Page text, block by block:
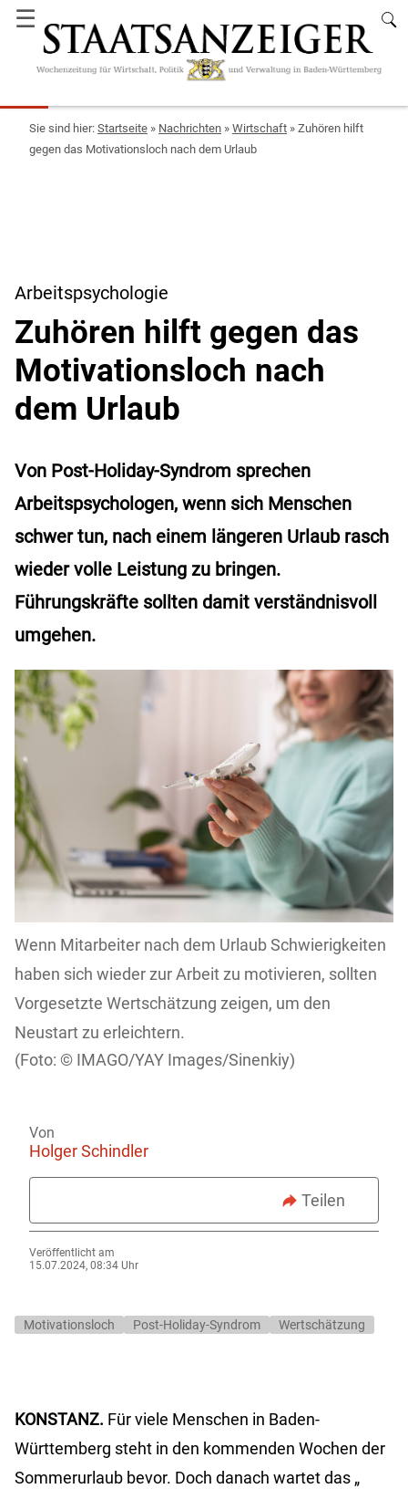
☰
Startseite » Nachrichten » Wirtschaft » Zuhören hilft
gegen das Motivationsloch nach dem Urlaub
Arbeitspsychologie
Zuhören hilft gegen das
Motivationsloch nach
dem Urlaub
Von Post-Holiday-Syndrom sprechen
Arbeitspsychologen, wenn sich Menschen
schwer tun, nach einem längeren Urlaub rasch
wieder volle Leistung zu bringen.
Führungskräfte sollten damit verständnisvoll
umgehen.
Wenn Mitarbeiter nach dem Urlaub Schwierigkeiten
haben sich wieder zur Arbeit zu motivieren, sollten
Vorgesetzte Wertschätzung zeigen, um den
Neustart zu erleichtern.
IMAGO/YAY Images/Sinenkiy)
Von
Holger Schindler
Teilen
Veröffentlicht am
15.07.2024, 08:34 Uhr
Motivationsloch Post-Holiday-Syndrom Wertschätzung
KONSTANZ. Für viele Menschen in Baden-
Württemberg steht in den kommenden Wochen der
Sommerurlaub bevor. Doch danach wartet das „